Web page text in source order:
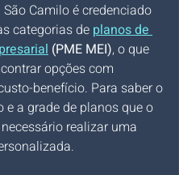
Camilo é credenciado
categorias de planos de
(PME MEI), o que
opções com
benefício. Para saber o
e a grade de planos que o
realizar uma